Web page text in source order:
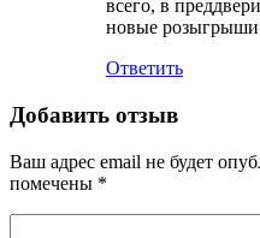
всего, в
новые розыгрыши
Ответить
Добавить отзыв
Ваш адрес email не будет
помечены *